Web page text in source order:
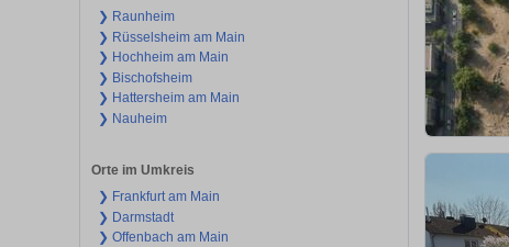
❯ Raunheim
❯ Rüsselsheim am Main
❯ Hochheim am Main
❯ Bischofsheim
❯ Hattersheim am Main
❯ Nauheim
Orte im Umkreis
❯ Frankfurt am Main
❯ Darmstadt
❯ Offenbach am Main